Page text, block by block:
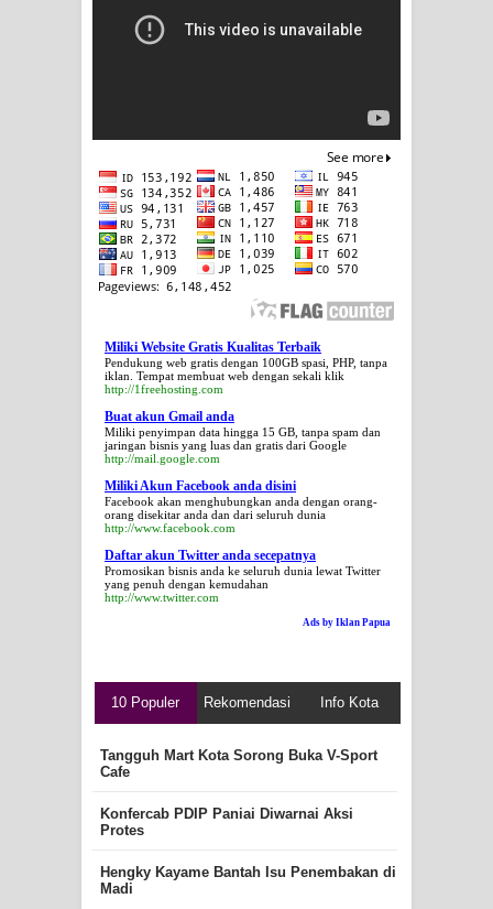
Miliki Website Gratis Kualitas Terbaik
Pendukung web gratis dengan 100GB spasi, PHP, tanpa
iklan. Tempat membuat web dengan sekali klik
http://1freehosting.com
Buat akun Gmail anda
Miliki penyimpan data hingga 15 GB, tanpa spam dan
jaringan bisnis yang luas dan gratis dari Google
http://mail.google.com
Miliki Akun Facebook anda disini
Facebook akan menghubungkan anda dengan orang-
orang disekitar anda dan dari seluruh dunia
http://www.facebook.com
Daftar akun Twitter anda secepatnya
Promosikan bisnis anda ke seluruh dunia lewat Twitter
yang penuh dengan kemudahan
http://www.twitter.com
Ads by Iklan Papua
10 Populer Rekomendasi Info Kota
Tangguh Mart Kota Sorong Buka V-Sport
Cafe
Konfercab PDIP Paniai Diwarnai Aksi
Protes
Hengky Kayame Bantah Isu Penembakan di
Madi